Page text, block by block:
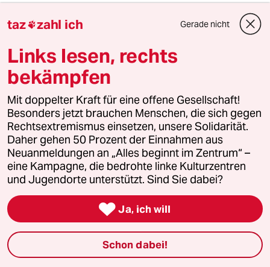
taz 
Folgen Sie uns
Ressorts
Politik
Gesellschaft
Kultur
taz zahl ich Gerade nicht
Links lesen, rechts
bekämpfen
Mit doppelter Kraft für eine offene Gesellschaft!
Besonders jetzt brauchen Menschen, die sich gegen
Rechtsextremismus einsetzen, unsere Solidarität.
Daher gehen 50 Prozent der Einnahmen aus
Neuanmeldungen an „Alles beginnt im Zentrum“ –
eine Kampagne, die bedrohte linke Kulturzentren
und Jugendorte unterstützt. Sind Sie dabei?
 Ja, ich will
Schon dabei!